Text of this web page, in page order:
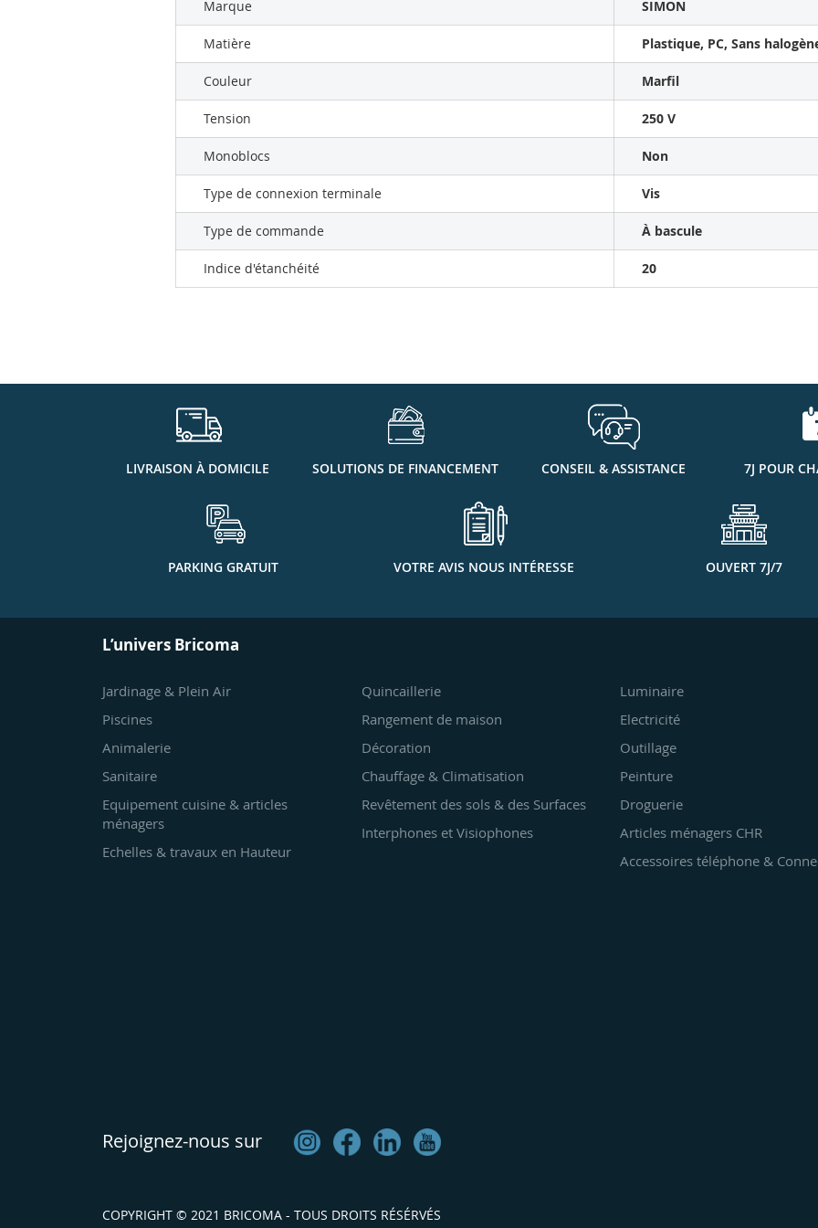
Marque SIMON
Matière Plastique, PC, Sans
Couleur Marfil
Tension 250 V
Monoblocs Non
Type de connexion terminale Vis
Type de commande À bascule
Indice d'étanchéité 20
LIVRAISON À DOMICILE SOLUTIONS DE FINANCEMENT CONSEIL & ASSISTANCE 7J POUR
PARKING GRATUIT VOTRE AVIS NOUS INTÉRESSE OUVERT 7J/7
L’univers Bricoma
Jardinage & Plein Air
Piscines
Animalerie
Sanitaire
Equipement cuisine & articles
ménagers
Echelles & travaux en Hauteur
Quincaillerie
Rangement de maison
Décoration
Chauffage & Climatisation
Revêtement des sols & des Surfaces
Interphones et Visiophones
Luminaire
Electricité
Outillage
Peinture
Droguerie
Articles ménagers CHR
Accessoires téléphone &
Rejoignez-nous sur
COPYRIGHT © 2021 BRICOMA - TOUS DROITS RÉSÉRVÉS